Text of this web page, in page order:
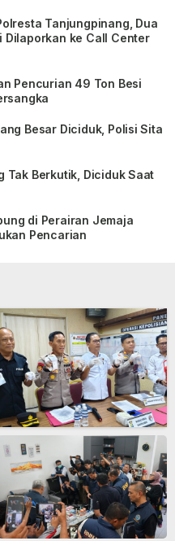
Tanjungpinang, Dua
Dilaporkan ke Call Center
Pencurian 49 Ton Besi
Besar Diciduk, Polisi Sita
Tak Berkutik, Diciduk Saat
di Perairan Jemaja
Pencarian